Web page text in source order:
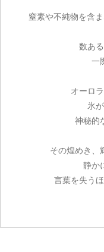
窒素や不純物を含
数あ
一
オーロ
氷
神秘的
その煌めき、
静か
言葉を失う